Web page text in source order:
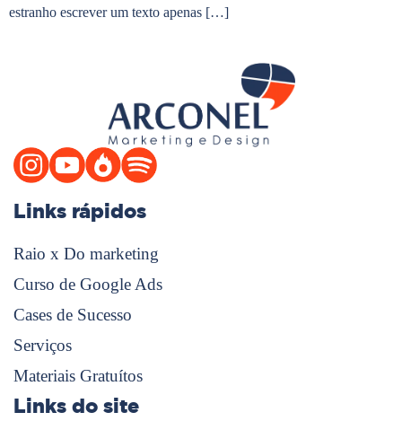
estranho escrever um texto apenas […]
Links rápidos
Raio x Do marketing
Curso de Google Ads
Cases de Sucesso
Serviços
Materiais Gratuítos
Links do site